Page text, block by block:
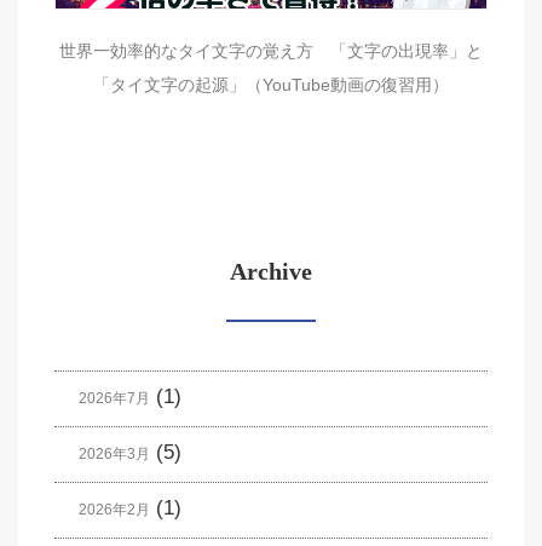
世界一効率的なタイ文字の覚え方 「文字の出現率」と
「タイ文字の起源」（YouTube動画の復習用）
Archive
2026年7月 (1)
2026年3月 (5)
2026年2月 (1)